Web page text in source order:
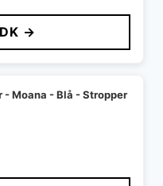
→
Moana - Blå - Stropper